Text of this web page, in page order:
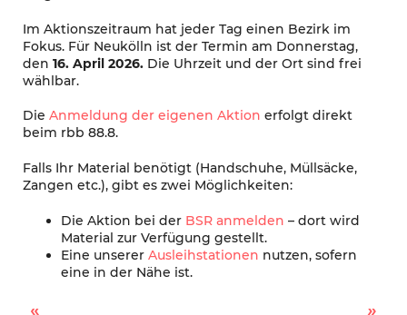
Im Aktionszeitraum hat jeder Tag einen Bezirk im
Fokus. Für Neukölln ist der Termin am Donnerstag,
den 16. April 2026. Die Uhrzeit und der Ort sind frei
wählbar.
Die Anmeldung der eigenen Aktion erfolgt direkt
beim rbb 88.8.
Falls Ihr Material benötigt (Handschuhe, Müllsäcke,
Zangen etc.), gibt es zwei Möglichkeiten:
Die Aktion bei der BSR anmelden – dort wird
Material zur Verfügung gestellt.
Eine unserer Ausleihstationen nutzen, sofern
eine in der Nähe ist.